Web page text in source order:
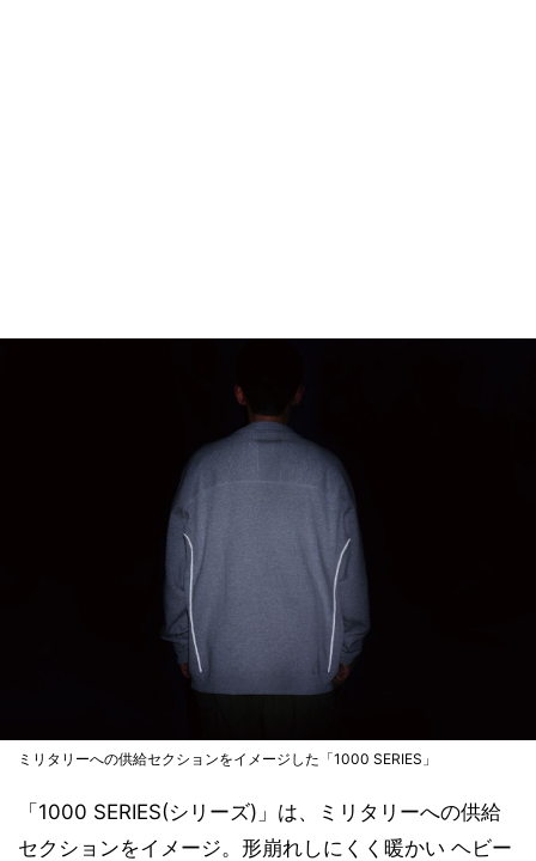
ミリタリーへの供給セクションをイメージした「1000 SERIES」
「1000 SERIES(シリーズ)」は、ミリタリーへの供給
セクションをイメージ。形崩れしにくく暖かい ヘビー